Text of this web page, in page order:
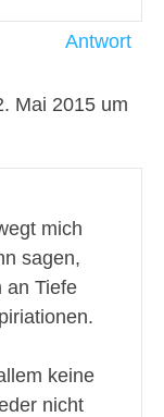
Antwort
Mai 2015 um
mich
sagen,
an Tiefe
keine
nicht